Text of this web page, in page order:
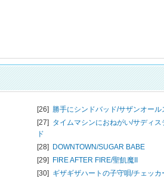
[26] 勝手にシンドバッド/サザンオール
[27] タイムマシンにおねがい/サディス
ド
[28] DOWNTOWN/SUGAR BABE
[29] FIRE AFTER FIRE/聖飢魔II
[30] ギザギザハートの子守唄/チェッカ